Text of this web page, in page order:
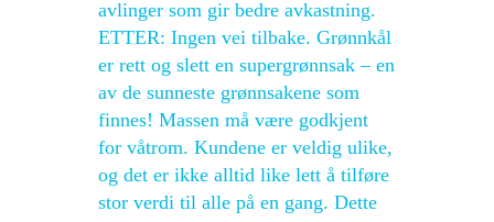
avlinger som gir bedre avkastning.
ETTER: Ingen vei tilbake. Grønnkål
er rett og slett en supergrønnsak – en
av de sunneste grønnsakene som
finnes! Massen må være godkjent
for våtrom. Kundene er veldig ulike,
og det er ikke alltid like lett å tilføre
stor verdi til alle på en gang. Dette